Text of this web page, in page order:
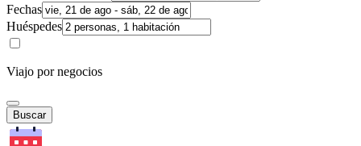
Fechas
Huéspedes
Viajo por negocios
Buscar